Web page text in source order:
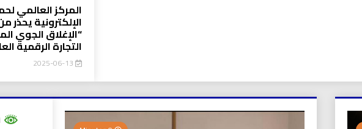
المركز العالمي
الإلكترونية يحذر
“الإغلاق الجوي
التجارة الرقمية
2025-06-13